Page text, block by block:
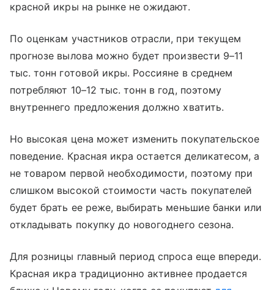
красной икры на рынке не ожидают.
По оценкам участников отрасли, при текущем
прогнозе вылова можно будет произвести 9–11
тыс. тонн готовой икры. Россияне в среднем
потребляют 10–12 тыс. тонн в год, поэтому
внутреннего предложения должно хватить.
Но высокая цена может изменить покупательское
поведение. Красная икра остается деликатесом, а
не товаром первой необходимости, поэтому при
слишком высокой стоимости часть покупателей
будет брать ее реже, выбирать меньшие банки или
откладывать покупку до новогоднего сезона.
Для розницы главный период спроса еще впереди.
Красная икра традиционно активнее продается